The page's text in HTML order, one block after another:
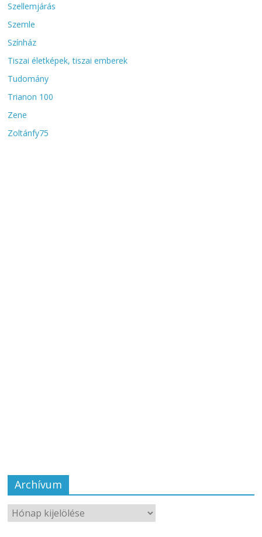
Szellemjárás
Szemle
Színház
Tiszai életképek, tiszai emberek
Tudomány
Trianon 100
Zene
Zoltánfy75
Archívum